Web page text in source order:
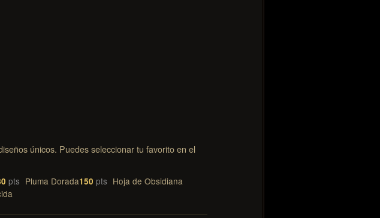
únicos. Puedes seleccionar tu favorito en el
Pluma Dorada150 Hoja de Obsidiana